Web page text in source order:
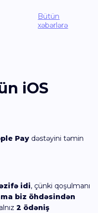
Bütün
xəbərlərə
iOS
Pay dəstəyini təmin
idi, çünki qoşulmanı
biz öhdəsindən
2 ödəniş